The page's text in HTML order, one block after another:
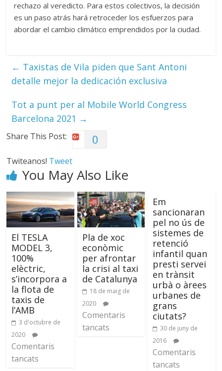
rechazo al veredicto. Para estos colectivos, la decisión
es un paso atrás hará retroceder los esfuerzos para
abordar el cambio climático emprendidos por la ciudad.
← Taxistas de Vila piden que Sant Antoni
detalle mejor la dedicación exclusiva
Tot a punt per al Mobile World Congress
Barcelona 2021 →
Share This Post: 0
Twiteanos! Tweet
You May Also Like
El TESLA
MODEL 3,
100%
elèctric,
s’incorpora a
la flota de
taxis de
l’AMB
3 d'octubre de
2020
Comentaris
tancats
Pla de xoc
econòmic
per afrontar
la crisi al taxi
de Catalunya
18 de maig de
2020
Comentaris
tancats
Em
sancionaran
pel no ús de
sistemes de
retenció
infantil quan
presti servei
en trànsit
urbà o àrees
urbanes de
grans
ciutats?
30 de juny de
2016
Comentaris
tancats